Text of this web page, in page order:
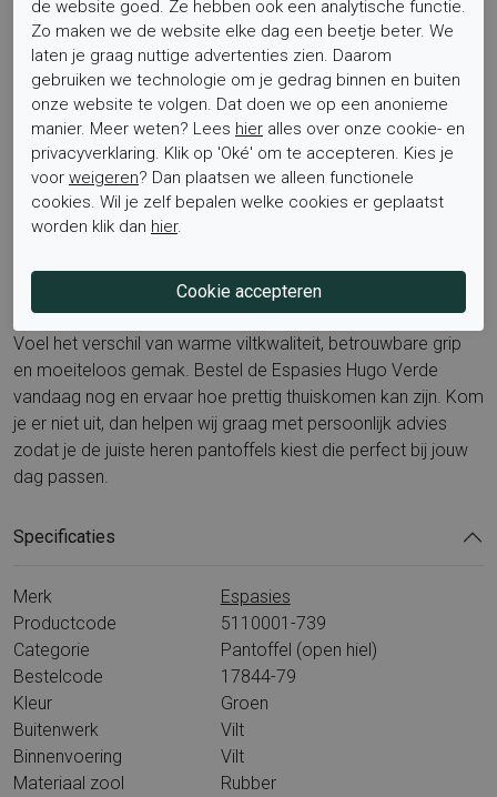
Het voetbed is niet uitneembaar, wat zorgt voor een stabiel,
samenhangend geheel. Zoek je pantoffels met rubber zool
die zowel stil als stevig lopen, dan zit je met de Espasies
Hugo Verde precies goed. Ontdek ook de rest van de
collectie op de merkpagina van Espasies via
elferinkschoenen.nlen laat je inspireren door meer
comfortabele keuzes.
Bestel nu
Voel het verschil van warme viltkwaliteit, betrouwbare grip
en moeiteloos gemak. Bestel de Espasies Hugo Verde
vandaag nog en ervaar hoe prettig thuiskomen kan zijn. Kom
je er niet uit, dan helpen wij graag met persoonlijk advies
zodat je de juiste heren pantoffels kiest die perfect bij jouw
dag passen.
Specificaties
Merk
Espasies
Productcode
5110001-739
Categorie
Pantoffel (open hiel)
Bestelcode
17844-79
Kleur
Groen
Buitenwerk
Vilt
Binnenvoering
Vilt
Materiaal zool
Rubber
de website goed. Ze hebben ook een analytische functie.
Zo maken we de website elke dag een beetje beter. We
laten je graag nuttige advertenties zien. Daarom
gebruiken we technologie om je gedrag binnen en buiten
onze website te volgen. Dat doen we op een anonieme
manier. Meer weten? Lees hier alles over onze cookie- en
privacyverklaring. Klik op 'Oké' om te accepteren. Kies je
voor weigeren? Dan plaatsen we alleen functionele
cookies. Wil je zelf bepalen welke cookies er geplaatst
worden klik dan hier.